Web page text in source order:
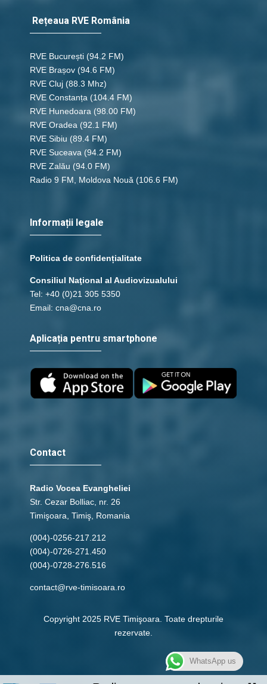
Rețeaua RVE România
RVE București (94.2 FM)
RVE Brașov (94.6 FM)
RVE Cluj (88.3 Mhz)
RVE Constanța (104.4 FM)
RVE Hunedoara (98.00 FM)
RVE Oradea (92.1 FM)
RVE Sibiu (89.4 FM)
RVE Suceava (94.2 FM)
RVE Zalău (94.0 FM)
Radio 9 FM, Moldova Nouă (106.6 FM)
Informații legale
Politica de confidențialitate
Consiliul Naţional al Audiovizualului
Tel: +40 (0)21 305 5350
Email: cna@cna.ro
Aplicația pentru smartphone
Contact
Radio Vocea Evangheliei
Str. Cezar Bolliac, nr. 26
Timişoara, Timiş, Romania
(004)-0256-217.212
(004)-0726-271.450
(004)-0728-276.516
contact@rve-timisoara.ro
Copyright 2025 RVE Timişoara. Toate drepturile
rezervate.
WhatsApp us